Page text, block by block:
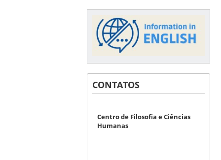
CONTATOS
Centro de Filosofia e Ciências
Humanas